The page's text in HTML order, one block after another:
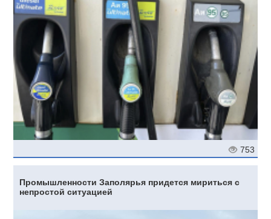
753
Промышленности Заполярья придется мириться с
непростой ситуацией